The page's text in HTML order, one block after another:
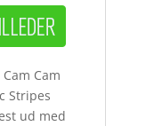
Cam
Stripes
ud med